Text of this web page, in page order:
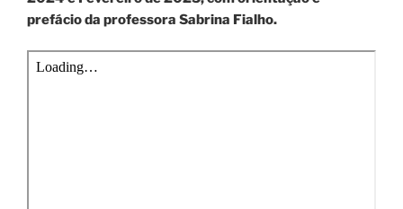
prefácio da professora Sabrina Fialho.